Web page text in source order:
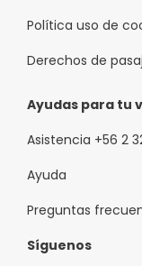
Política uso de
Derechos de
Ayudas para tu
Asistencia +56 2
Ayuda
Preguntas
Síguenos